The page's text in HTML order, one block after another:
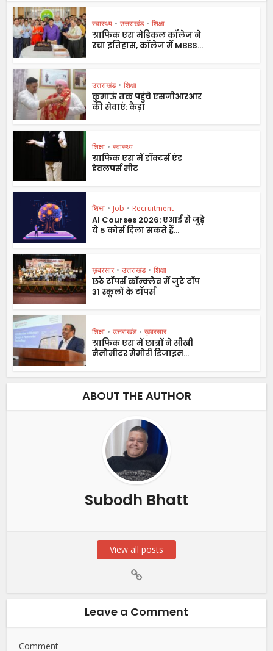
स्वास्थ्य • उत्तराखंड • शिक्षा
ग्राफिक एरा मेडिकल कॉलेज ने
रचा इतिहास, कॉलेज में MBBS...
उत्तराखंड • शिक्षा
कुमाऊं तक पहुंचे एसजीआरआर
की सेवाएं: कैड़ा
शिक्षा • स्वास्थ्य
ग्राफिक एरा में डॉक्टर्स एंड
डेवलपर्स मीट
शिक्षा • Job • Recruitment
AI Courses 2026: एआई से जुड़े
ये 5 कोर्स दिला सकते हैं...
ख़बरसार • उत्तराखंड • शिक्षा
छठे टॉपर्स कॉन्क्लेव में जुटे टॉप
31 स्कूलों के टॉपर्स
शिक्षा • उत्तराखंड • ख़बरसार
ग्राफिक एरा में छात्रों ने सीखी
नैनोमीटर मेमोरी डिजाइन...
ABOUT THE AUTHOR
Subodh Bhatt
View all posts
Leave a Comment
Comment